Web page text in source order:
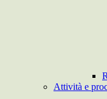
Attività e